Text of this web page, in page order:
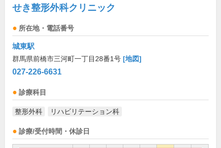
せき整形外科クリニック
所在地・電話番号
城東駅
群馬県前橋市三河町一丁目28番1号 [地図]
027-226-6631
診療科目
整形外科 リハビリテーション科
診療/受付時間・休診日